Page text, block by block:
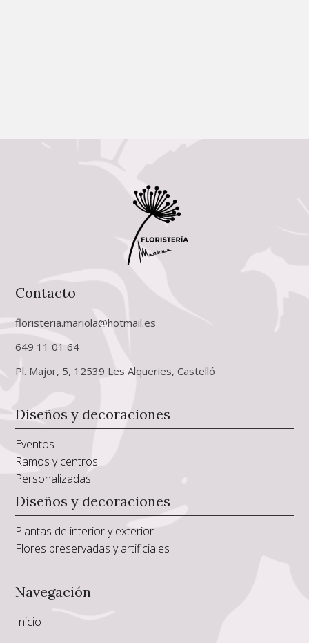
Contacto
floristeria.mariola@hotmail.es
649 11 01 64
Pl. Major, 5, 12539 Les Alqueries, Castelló
Diseños y decoraciones
Eventos
Ramos y centros
Personalizadas
Diseños y decoraciones
Plantas de interior y exterior
Flores preservadas y artificiales
Navegación
Inicio